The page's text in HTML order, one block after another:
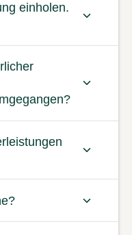
einholen.